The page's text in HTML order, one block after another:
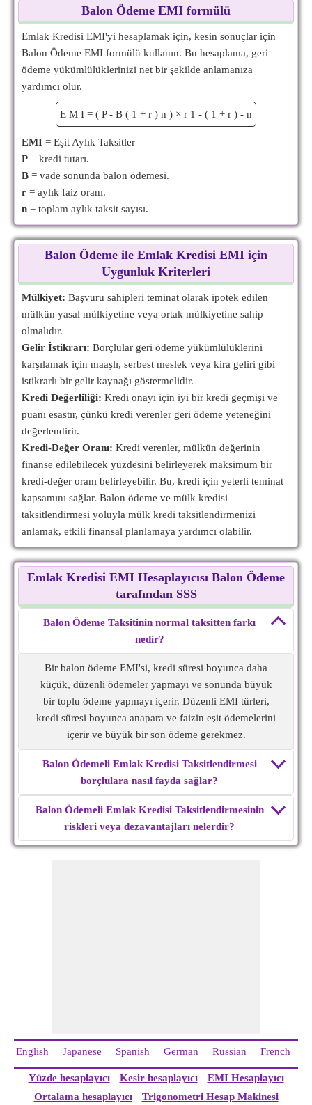
Balon Ödeme EMI formülü
Emlak Kredisi EMI'yi hesaplamak için, kesin sonuçlar için
Balon Ödeme EMI formülü kullanın. Bu hesaplama, geri
ödeme yükümlülüklerinizi net bir şekilde anlamanıza
yardımcı olur.
E M I = ( P - B ( 1 + r ) n ) × r 1 - ( 1 + r ) - n
EMI = Eşit Aylık Taksitler
P = kredi tutarı.
B = vade sonunda balon ödemesi.
r = aylık faiz oranı.
n = toplam aylık taksit sayısı.
Balon Ödeme ile Emlak Kredisi EMI için
Uygunluk Kriterleri
Mülkiyet: Başvuru sahipleri teminat olarak ipotek edilen
mülkün yasal mülkiyetine veya ortak mülkiyetine sahip
olmalıdır.
Gelir İstikrarı: Borçlular geri ödeme yükümlülüklerini
karşılamak için maaşlı, serbest meslek veya kira geliri gibi
istikrarlı bir gelir kaynağı göstermelidir.
Kredi Değerliliği: Kredi onayı için iyi bir kredi geçmişi ve
puanı esastır, çünkü kredi verenler geri ödeme yeteneğini
değerlendirir.
Kredi-Değer Oranı: Kredi verenler, mülkün değerinin
finanse edilebilecek yüzdesini belirleyerek maksimum bir
kredi-değer oranı belirleyebilir. Bu, kredi için yeterli teminat
kapsamını sağlar. Balon ödeme ve mülk kredisi
taksitlendirmesi yoluyla mülk kredi taksitlendirmenizi
anlamak, etkili finansal planlamaya yardımcı olabilir.
Emlak Kredisi EMI Hesaplayıcısı Balon Ödeme
tarafından SSS
Balon Ödeme Taksitinin normal taksitten farkı
nedir?
Bir balon ödeme EMI'si, kredi süresi boyunca daha
küçük, düzenli ödemeler yapmayı ve sonunda büyük
bir toplu ödeme yapmayı içerir. Düzenli EMI türleri,
kredi süresi boyunca anapara ve faizin eşit ödemelerini
içerir ve büyük bir son ödeme gerekmez.
Balon Ödemeli Emlak Kredisi Taksitlendirmesi
borçlulara nasıl fayda sağlar?
Balon Ödemeli Emlak Kredisi Taksitlendirmesinin
riskleri veya dezavantajları nelerdir?
English Japanese Spanish German Russian French
Yüzde hesaplayıcı Kesir hesaplayıcı
EMI Hesaplayıcı
Ortalama hesaplayıcı
Trigonometri Hesap Makinesi